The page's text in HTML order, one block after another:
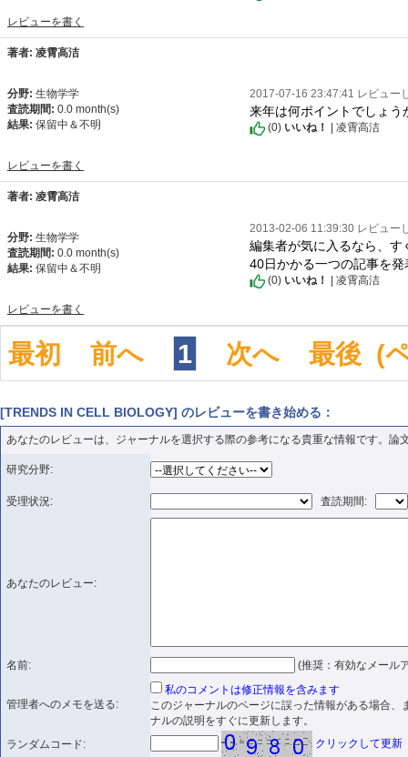
レビューを書く
著者: 凌霄高洁
分野: 生物学学
査読期間: 0.0 month(s)
結果: 保留中＆不明
レビューを書く
2017-07-16 23:47:41 レビュー
来年は何ポイントでしょう
(0) いいね！ | 凌霄高洁
著者: 凌霄高洁
分野: 生物学学
査読期間: 0.0 month(s)
結果: 保留中＆不明
レビューを書く
2013-02-06 11:39:30 レビュー
編集者が気に入るなら、
40日かかる一つの記事を
(0) いいね！ | 凌霄高洁
最初 前へ 1 次へ 最後 (
[TRENDS IN CELL BIOLOGY] のレビューを書き始める：
あなたのレビューは、ジャーナルを選択する際の参考になる貴重な情報です。論
研究分野:
受理状況: 査読期間:
あなたのレビュー:
名前: (推奨：有効なメール
管理者へのメモを送る:
私のコメントは修正情報を含みます
このジャーナルのページに誤った情報がある場合
ナルの説明をすぐに更新します。
ランダムコード:
クリックして更新